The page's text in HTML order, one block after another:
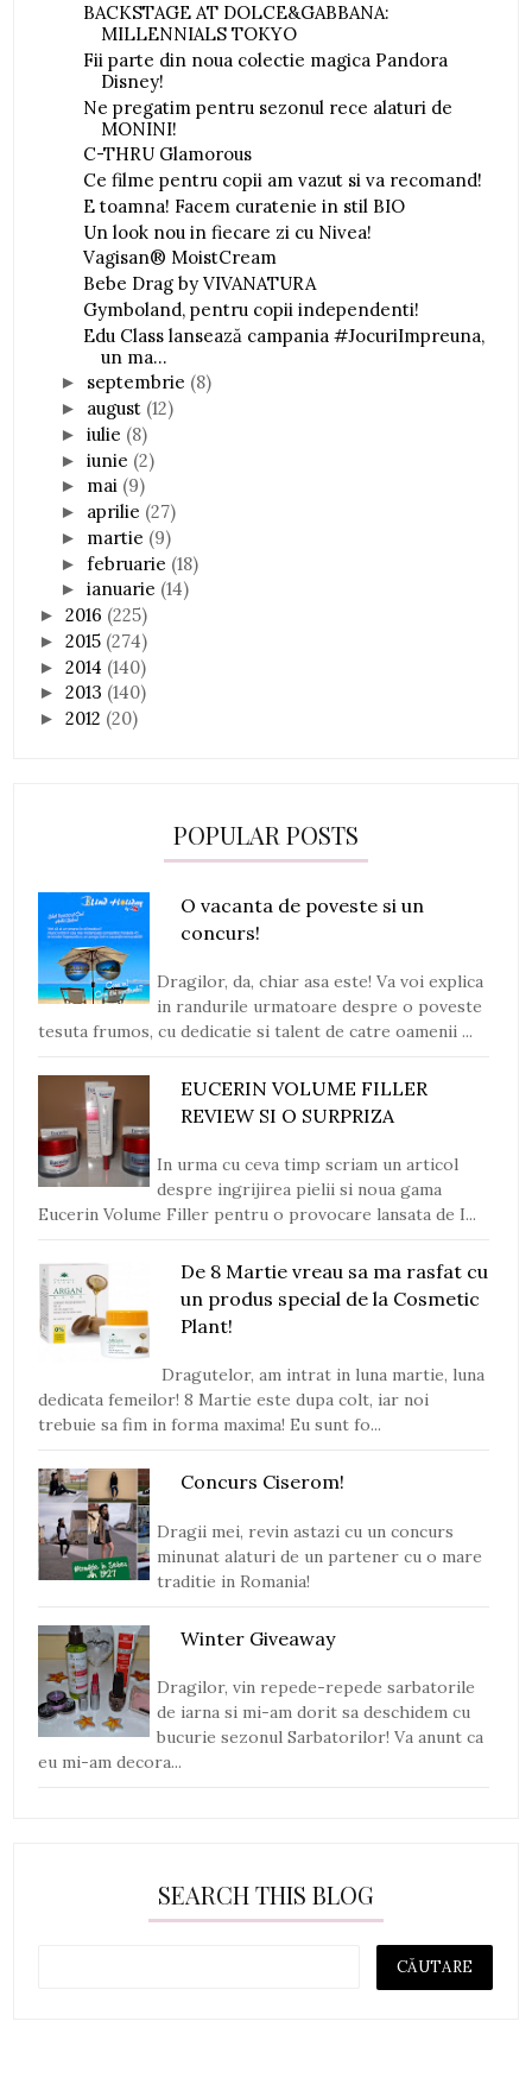
BACKSTAGE AT DOLCE&GABBANA:
MILLENNIALS TOKYO
Fii parte din noua colectie magica Pandora
Disney!
Ne pregatim pentru sezonul rece alaturi de
MONINI!
C-THRU Glamorous
Ce filme pentru copii am vazut si va recomand!
E toamna! Facem curatenie in stil BIO
Un look nou in fiecare zi cu Nivea!
Vagisan® MoistCream
Bebe Drag by VIVANATURA
Gymboland, pentru copii independenti!
Edu Class lansează campania #JocuriImpreuna,
un ma...
► septembrie (8)
► august (12)
►iulie (8)
►iunie (2)
► mai (9)
► aprilie (27)
► martie (9)
►februarie (18)
►ianuarie (14)
►2016 (225)
►2015 (274)
►2014 (140)
►2013 (140)
►2012 (20)
POPULAR POSTS
O vacanta de poveste si un
concurs!
Dragilor, da, chiar asa este! Va voi explica
in randurile urmatoare despre o poveste
tesuta frumos, cu dedicatie si talent de catre oamenii ...
EUCERIN VOLUME FILLER
REVIEW SI O SURPRIZA
In urma cu ceva timp scriam un articol
despre ingrijirea pielii si noua gama
Eucerin Volume Filler pentru o provocare lansata de I...
De 8 Martie vreau sa ma rasfat cu
un produs special de la Cosmetic
Plant!
Dragutelor, am intrat in luna martie, luna
dedicata femeilor! 8 Martie este dupa colt, iar noi
trebuie sa fim in forma maxima! Eu sunt fo...
Concurs Ciserom!
Dragii mei, revin astazi cu un concurs
minunat alaturi de un partener cu o mare
traditie in Romania!
Winter Giveaway
Dragilor, vin repede-repede sarbatorile
de iarna si mi-am dorit sa deschidem cu
bucurie sezonul Sarbatorilor! Va anunt ca
eu mi-am decora...
SEARCH THIS BLOG